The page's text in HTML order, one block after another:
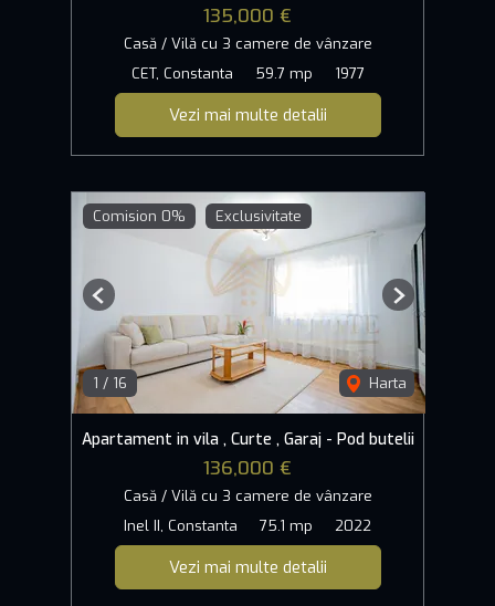
135,000 €
Casă / Vilă cu 3 camere de vânzare
CET, Constanta
59.7 mp 1977
Vezi mai multe detalii
Comision 0% Exclusivitate
1 / 16 Harta
Previous Next
Apartament in vila , Curte , Garaj - Pod butelii
136,000 €
Casă / Vilă cu 3 camere de vânzare
Inel II, Constanta
75.1 mp 2022
Vezi mai multe detalii